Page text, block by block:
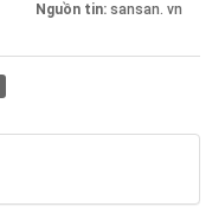
Nguồn tin: sansan. vn